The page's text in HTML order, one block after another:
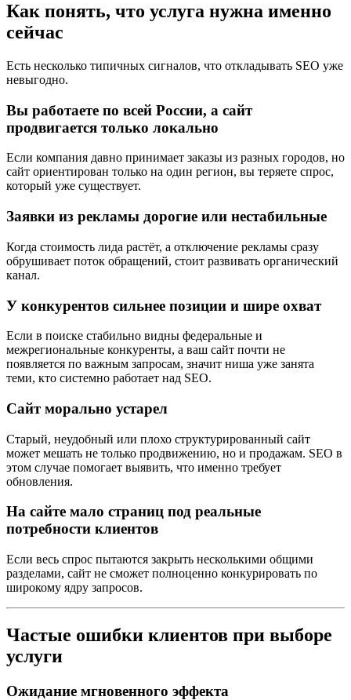
Как понять, что услуга нужна именно
сейчас
Есть несколько типичных сигналов, что откладывать SEO уже
невыгодно.
Вы работаете по всей России, а сайт
продвигается только локально
Если компания давно принимает заказы из разных городов, но
сайт ориентирован только на один регион, вы теряете спрос,
который уже существует.
Заявки из рекламы дорогие или нестабильные
Когда стоимость лида растёт, а отключение рекламы сразу
обрушивает поток обращений, стоит развивать органический
канал.
У конкурентов сильнее позиции и шире охват
Если в поиске стабильно видны федеральные и
межрегиональные конкуренты, а ваш сайт почти не
появляется по важным запросам, значит ниша уже занята
теми, кто системно работает над SEO.
Сайт морально устарел
Старый, неудобный или плохо структурированный сайт
может мешать не только продвижению, но и продажам. SEO в
этом случае помогает выявить, что именно требует
обновления.
На сайте мало страниц под реальные
потребности клиентов
Если весь спрос пытаются закрыть несколькими общими
разделами, сайт не сможет полноценно конкурировать по
широкому ядру запросов.
Частые ошибки клиентов при выборе
услуги
Ожидание мгновенного эффекта